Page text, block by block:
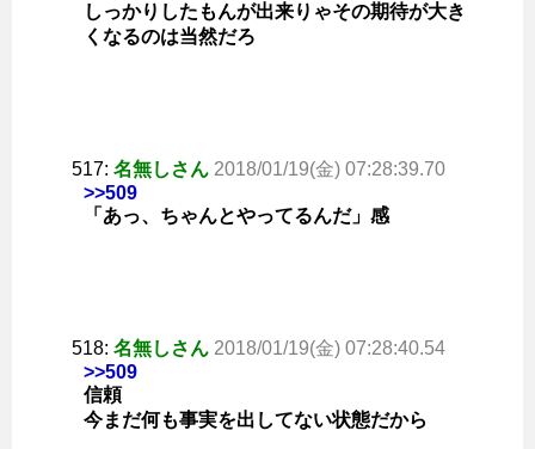
しっかりしたもんが出来りゃその期待が大き
くなるのは当然だろ
517: 名無しさん 2018/01/19(金) 07:28:39.70
>>509
「あっ、ちゃんとやってるんだ」感
518: 名無しさん 2018/01/19(金) 07:28:40.54
>>509
信頼
今まだ何も事実を出してない状態だから